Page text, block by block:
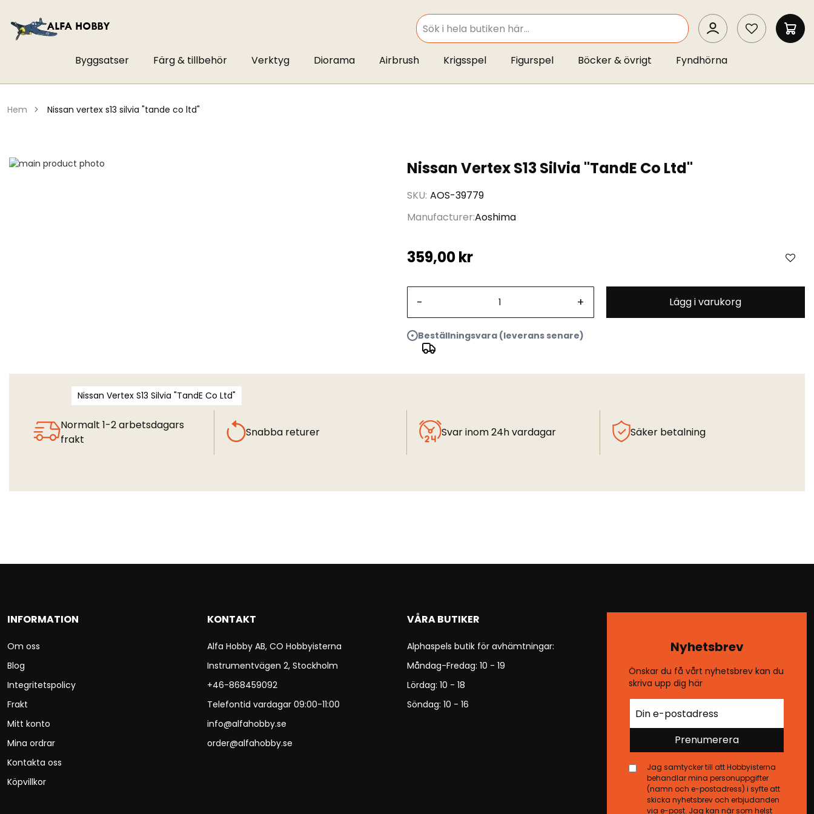
SEARCH
SEARCH
MIN
Byggsatser Färg & tillbehör Verktyg Diorama Airbrush Krigsspel Figurspel Böcker & övrigt Fyndhörna
hem nissan vertex s13 silvia "tande co ltd"
Nissan Vertex S13 Silvia "TandE Co Ltd"
SKU AOS-39779
ManufacturerAoshima
359,00 kr
- + Lägg i varukorg
Beställningsvara (leverans senare)
Hoppa
Nissan Vertex S13 Silvia "TandE Co Ltd"
Normalt 1-2 arbetsdagars
frakt
Snabba returer Svar inom 24h vardagar Säker betalning
INFORMATION
Om oss
Blog
Integritetspolicy
Frakt
Mitt konto
Mina ordrar
Kontakta oss
Köpvillkor
KONTAKT
Alfa Hobby AB, CO Hobbyisterna
Instrumentvägen 2, Stockholm
+46-868459092
Telefontid vardagar 09:00-11:00
info@alfahobby.se
order@alfahobby.se
VÅRA BUTIKER
Alphaspels butik för avhämtningar:
Måndag-Fredag: 10 - 19
Lördag: 10 - 18
Söndag: 10 - 16
Nyhetsbrev
Önskar du få vårt nyhetsbrev kan du
skriva upp dig här
Prenumerera
Jag samtycker till att Hobbyisterna
behandlar mina personuppgifter
(namn och e-postadress) i syfte att
skicka nyhetsbrev och erbjudanden
via e-post. Jag kan när som helst